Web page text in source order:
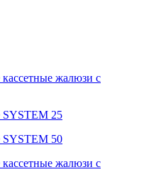
жалюзи с
SYSTEM 25
SYSTEM 50
жалюзи с